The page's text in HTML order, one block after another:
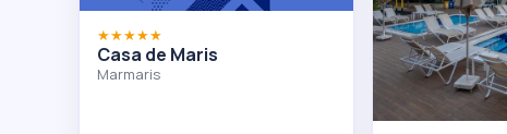
★★★★★
Casa de Maris
Marmaris